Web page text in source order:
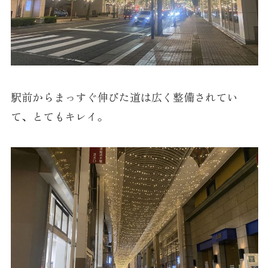
駅前からまっすぐ伸びた道は広く整備されてい
て、とてもキレイ。